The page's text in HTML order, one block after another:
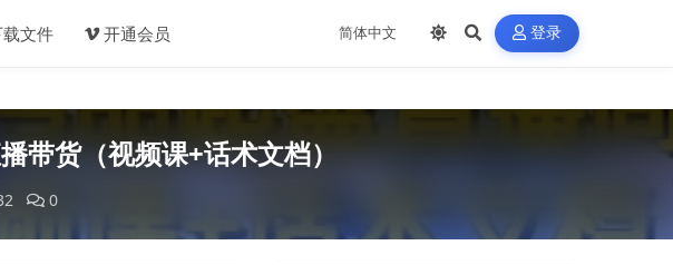
文件 开通会员 登录
带货（视频课+话术文档）
0